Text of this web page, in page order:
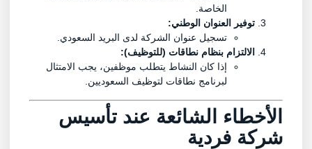
الخاصة.
توفير العنوان الوطني:
تسجيل عنوان الشركة لدى البريد السعودي.
الالتزام بنظام نطاقات (للتوظيف):
إذا كان النشاط يتطلب موظفين، يجب الامتثال
لبرنامج نطاقات لتوظيف السعوديين.
الأخطاء الشائعة عند تأسيس
شركة فردية